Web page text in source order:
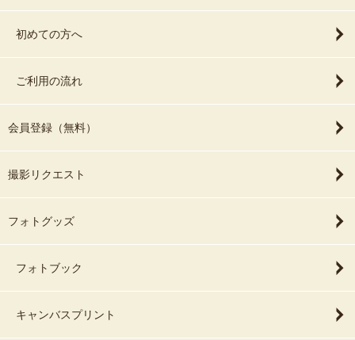
初めての方へ
ご利用の流れ
会員登録（無料）
撮影リクエスト
フォトグッズ
フォトブック
キャンバスプリント